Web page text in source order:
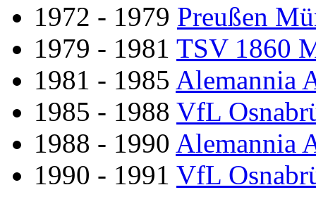
1972 - 1979 Preußen
1979 - 1981 TSV 1860
1981 - 1985 Alemannia
1985 - 1988 VfL
1988 - 1990 Alemannia
1990 - 1991 VfL